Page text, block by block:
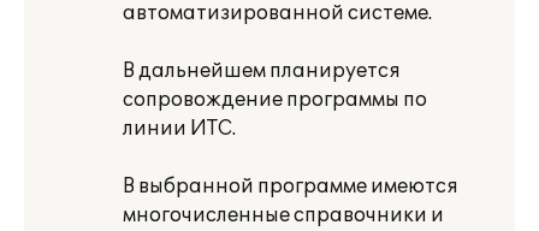
автоматизированной системе.
В дальнейшем планируется
сопровождение программы по
линии ИТС.
В выбранной программе имеются
многочисленные справочники и